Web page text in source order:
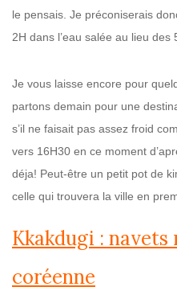
le pensais. Je préconiserais
2H dans l’eau salée au lieu des
Je vous laisse encore pour
partons demain pour une
s’il ne faisait pas assez froid
vers 16H30 en ce moment
déja! Peut-être un petit pot de
celle qui trouvera la ville en
Kkakdugi : navets
coréenne